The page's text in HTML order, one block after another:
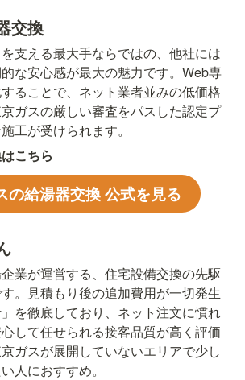
交換
支える最大手ならではの、他社には
な安心感が最大の魅力です。Web専
ることで、ネット業者並みの低価格
ガスの厳しい審査をパスした認定プ
工が受けられます。
こちら
の給湯器交換 公式を見る
業が運営する、住宅設備交換の先駆
。見積もり後の追加費用が一切発生
を徹底しており、ネット注文に慣れ
して任せられる接客品質が高く評価
ガスが展開していないエリアで少し
人におすすめ。